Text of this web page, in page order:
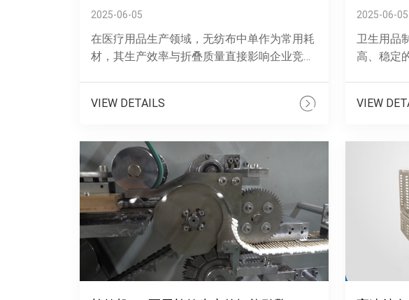
2025-06-05
在医疗用品生产领域，无纺布中单作为常用耗
材，其生产效率与折叠质量直接影响企业竞争
机......
VIEW DETAILS
2025-06-05
卫生用品
高、稳定
的......
VIEW